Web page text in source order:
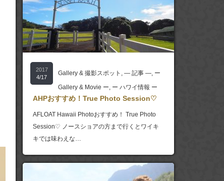
2017
4/17
Gallery & 撮影スポット , ― 記事 ―, ー
Gallery & Movie ー, ー ハワイ情報 ー
AHPおすすめ！True Photo Session♡
AFLOAT Hawaii Photoおすすめ！ True Photo
Session♡ ノースショアの方まで行くとワイキ
キでは味わえな…